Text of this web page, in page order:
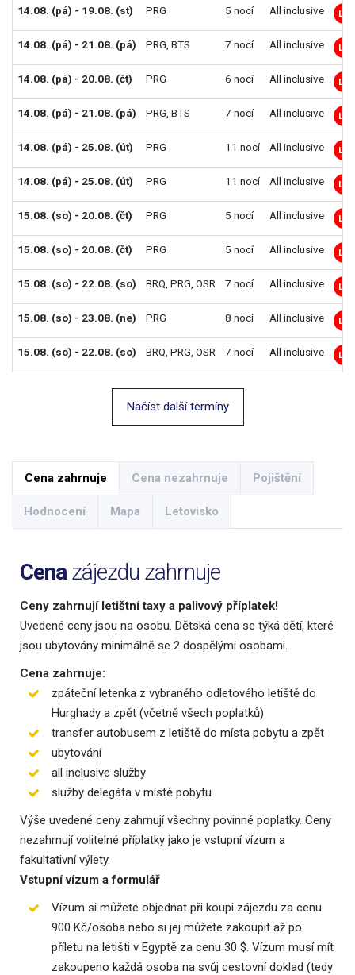
14.08. (pá) - 19.08. (st) PRG 5 nocí All inclusive LM
14.08. (pá) - 21.08. (pá) PRG BTS 7 nocí All inclusive LM
14.08. (pá) - 20.08. (čt) PRG 6 nocí All inclusive LM
14.08. (pá) - 21.08. (pá) PRG BTS 7 nocí All inclusive LM
14.08. (pá) - 25.08. (út) PRG 11 nocí All inclusive LM
14.08. (pá) - 25.08. (út) PRG 11 nocí All inclusive LM
15.08. (so) - 20.08. (čt) PRG 5 nocí All inclusive LM
15.08. (so) - 20.08. (čt) PRG 5 nocí All inclusive LM
15.08. (so) - 22.08. (so) BRQ PRG OSR 7 nocí All inclusive LM
15.08. (so) - 23.08. (ne) PRG 8 nocí All inclusive LM
15.08. (so) - 22.08. (so) BRQ PRG OSR 7 nocí All inclusive LM
Načíst další termíny
Cena zahrnuje Cena nezahrnuje Pojištění
Hodnocení Mapa Letovisko
Cenazájezdu zahrnuje
Ceny zahrnují letištní taxy a palivový příplatek!
Uvedené ceny jsou na osobu. Dětská cena se týká dětí, které
jsou ubytovány minimálně se 2 dospělými osobami.
Cena zahrnuje:
zpáteční letenka z vybraného odletového letiště do
Hurghady a zpět (včetně všech poplatků)
transfer autobusem z letiště do místa pobytu a zpět
ubytování
all inclusive služby
služby delegáta v místě pobytu
Výše uvedené ceny zahrnují všechny povinné poplatky. Ceny
nezahrnují volitelné příplatky jako je vstupní vízum a
fakultativní výlety.
Vstupní vízum a formulář
Vízum si můžete objednat při koupi zájezdu za cenu
900 Kč/osoba nebo si jej můžete zakoupit až po
příletu na letišti v Egyptě za cenu 30 $. Vízum musí mít
zakoupeno každá osoba na svůj cestovní doklad (tedy